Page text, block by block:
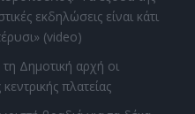
εκδηλώσεις είναι κάτι
(video)
Δημοτική αρχή οι
πλατείας